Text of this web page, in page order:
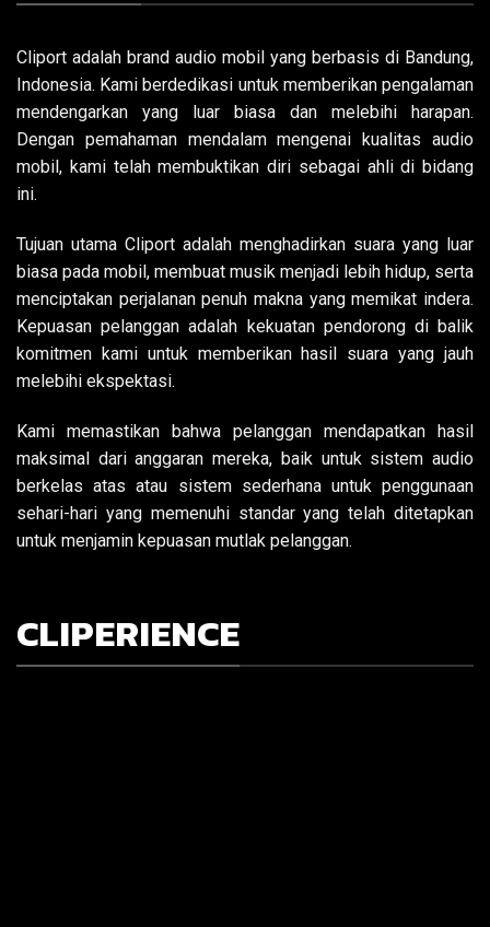
Cliport adalah brand audio mobil yang berbasis di Bandung,
Indonesia. Kami berdedikasi untuk memberikan pengalaman
mendengarkan yang luar biasa dan melebihi harapan.
Dengan pemahaman mendalam mengenai kualitas audio
mobil, kami telah membuktikan diri sebagai ahli di bidang
ini.
Tujuan utama Cliport adalah menghadirkan suara yang luar
biasa pada mobil, membuat musik menjadi lebih hidup, serta
menciptakan perjalanan penuh makna yang memikat indera.
Kepuasan pelanggan adalah kekuatan pendorong di balik
komitmen kami untuk memberikan hasil suara yang jauh
melebihi ekspektasi.
Kami memastikan bahwa pelanggan mendapatkan hasil
maksimal dari anggaran mereka, baik untuk sistem audio
berkelas atas atau sistem sederhana untuk penggunaan
sehari-hari yang memenuhi standar yang telah ditetapkan
untuk menjamin kepuasan mutlak pelanggan.
CLIPERIENCE